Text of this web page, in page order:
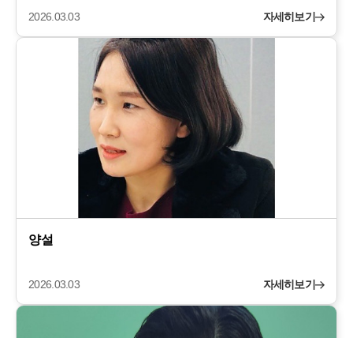
2026.03.03 자세히보기
양설
2026.03.03 자세히보기